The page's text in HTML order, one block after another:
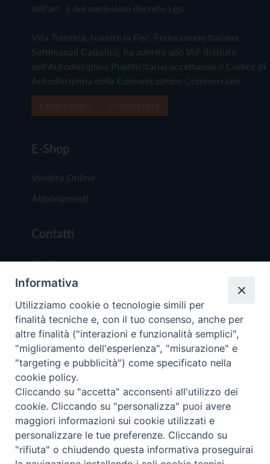
dell'art. 5 del medesimo decreto Lgs.
Vita Trentina, tramite la Fisc (Federazione Italiana
Settimanali Cattolici), ha aderito allo IAP (Istituto
dell'Autodisciplina Pubblicitaria) accettando il Codice di
Autodisciplina della Comunicazione Commerciale
E-Shop
Vendita Online
Abbonamenti
Contatti
Chi Siamo
Redazione
Scrivici
Copyright © 2019 - Tutti i diritti riservati - Vita
Trentina Editrice
Privacy Policy
Torna
Informativa
Utilizziamo cookie o tecnologie simili per
finalità tecniche e, con il tuo consenso, anche per
altre finalità ("interazioni e funzionalità semplici",
"miglioramento dell'esperienza", "misurazione" e
"targeting e pubblicità") come specificato nella
cookie policy.
Cliccando su "accetta" acconsenti all'utilizzo dei
cookie. Cliccando su "personalizza" puoi avere
maggiori informazioni sui cookie utilizzati e
personalizzare le tue preferenze. Cliccando su
"rifiuta" o chiudendo questa informativa proseguirai